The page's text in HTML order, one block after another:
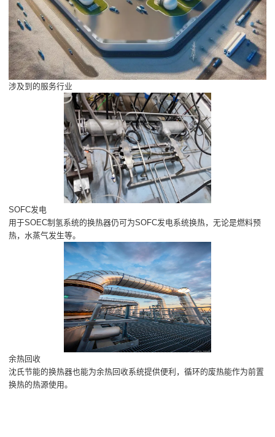
涉及到的服务行业
SOFC发电
用于SOEC制氢系统的换热器仍可为SOFC发电系统换热，无论是燃料预
热，水蒸气发生等。
余热回收
沈氏节能的换热器也能为余热回收系统提供便利，循环的废热能作为前置
换热的热源使用。